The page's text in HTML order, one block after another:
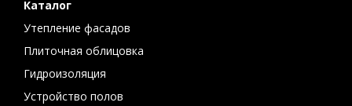
Каталог
Утепление фасадов
Плиточная облицовка
Гидроизоляция
Устройство полов